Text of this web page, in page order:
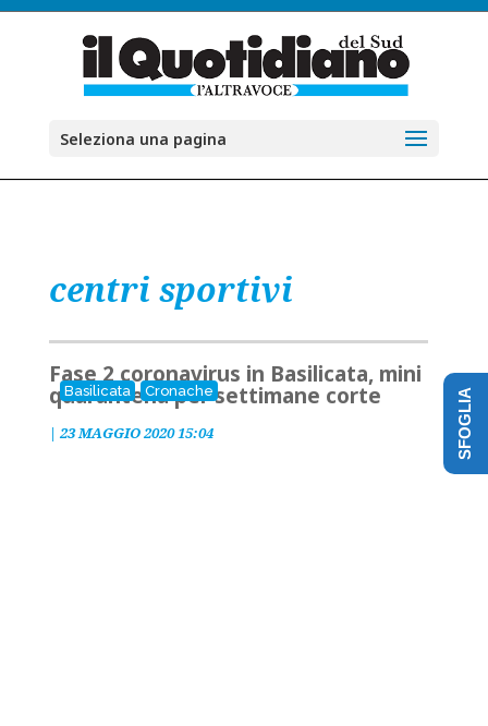
Seleziona una pagina
centri sportivi
Basilicata Cronache
Fase 2 coronavirus in Basilicata, mini
quarantena per settimane corte
| 23 MAGGIO 2020 15:04 SFOGLIA